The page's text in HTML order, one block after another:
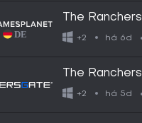
The Ranchers
+2 há 6d
The Ranchers
+2 há 5d